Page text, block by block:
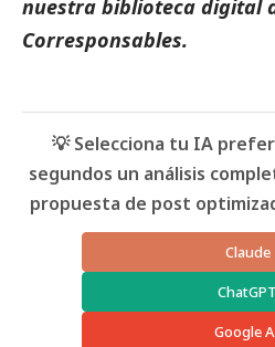
nuestra biblioteca digital
Corresponsables.
💡 Selecciona tu IA
segundos un análisis
propuesta de post
Claude
ChatGPT
Google